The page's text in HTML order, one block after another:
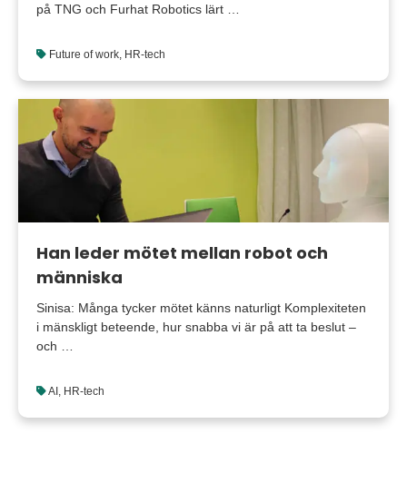
på TNG och Furhat Robotics lärt …
Future of work HR-tech
Han leder mötet mellan robot och
människa
Sinisa: Många tycker mötet känns naturligt Komplexiteten
i mänskligt beteende, hur snabba vi är på att ta beslut –
och …
AI HR-tech